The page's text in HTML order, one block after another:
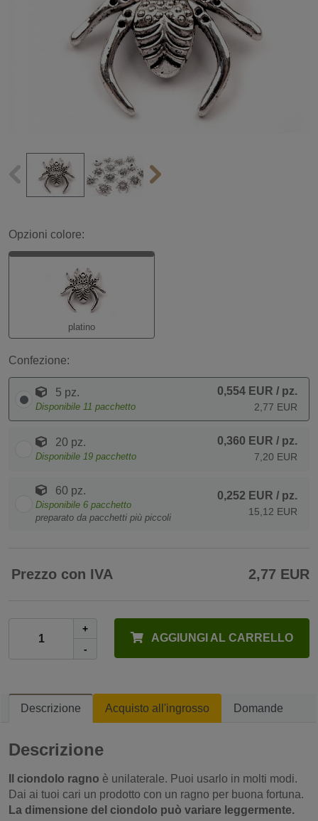
Opzioni colore:
platino
Confezione:
5 pz.
Disponibile 11 pacchetto
0,554 EUR / pz.
2,77 EUR
20 pz.
Disponibile 19 pacchetto
0,360 EUR / pz.
7,20 EUR
60 pz.
Disponibile 6 pacchetto
preparato da pacchetti più piccoli
0,252 EUR / pz.
15,12 EUR
Prezzo con IVA 2,77 EUR
+
-
AGGIUNGI AL CARRELLO
Descrizione Acquisto all'ingrosso Domande
Descrizione
Il ciondolo ragno è unilaterale. Puoi usarlo in molti modi.
Dai ai tuoi cari un prodotto con un ragno per buona fortuna.
La dimensione del ciondolo può variare leggermente.